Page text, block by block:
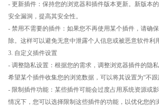
- 更新插件：保持您的浏览器和插件版本更新。新版本
安全漏洞，提高其安全性。
- 禁用不需要的插件：如果您不再使用某个插件，请确
除。这样可以避免无意中泄露个人信息或被恶意软件利
3. 自定义插件设置
- 调整隐私设置：根据您的需求，调整浏览器插件的隐
希望某个插件收集您的浏览数据，可以将其设置为“不跟
- 限制插件功能：某些插件可能会过度占用系统资源或
情况下，您可以选择限制这些插件的功能，以优化您的